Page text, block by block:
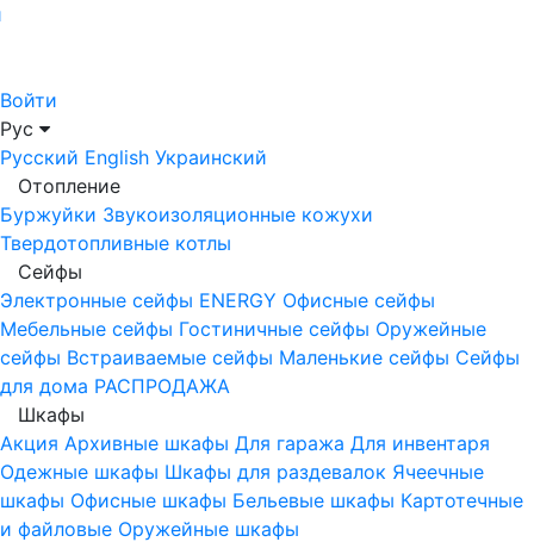
Войти
Рус
Русский English Украинский
Отопление
Буржуйки Звукоизоляционные кожухи
Твердотопливные котлы
Сейфы
Электронные сейфы ENERGY Офисные сейфы
Мебельные сейфы Гостиничные сейфы Оружейные
сейфы Встраиваемые сейфы Маленькие сейфы Сейфы
для дома РАСПРОДАЖА
Шкафы
Акция Архивные шкафы Для гаража Для инвентаря
Одежные шкафы Шкафы для раздевалок Ячеечные
шкафы Офисные шкафы Бельевые шкафы Картотечные
и файловые Оружейные шкафы